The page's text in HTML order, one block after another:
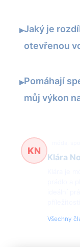
▸Jaký je
otevřenou
▸Pomáhají
můj výkon
KN
Klára
Všechny